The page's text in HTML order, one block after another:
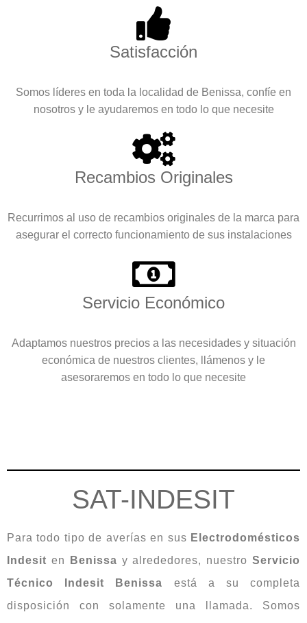
Satisfacción
Somos líderes en toda la localidad de Benissa, confíe en
nosotros y le ayudaremos en todo lo que necesite
Recambios Originales
Recurrimos al uso de recambios originales de la marca para
asegurar el correcto funcionamiento de sus instalaciones
Servicio Económico
Adaptamos nuestros precios a las necesidades y situación
económica de nuestros clientes, llámenos y le
asesoraremos en todo lo que necesite
SAT-INDESIT
Para todo tipo de averías en sus Electrodomésticos
Indesit en Benissa y alrededores, nuestroServicio
Técnico Indesit Benissa está a su completa
disposición con solamente una llamada. Somos